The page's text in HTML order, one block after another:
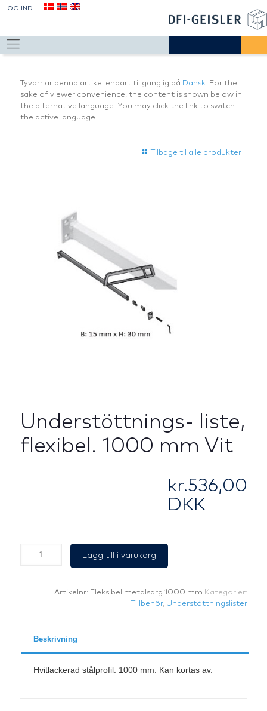
LOG IND
Tyvärr är denna artikel enbart tillgänglig på Dansk. For the
sake of viewer convenience, the content is shown below in
the alternative language. You may click the link to switch
the active language.
Tilbage til alle produkter
Understöttnings- liste,
flexibel. 1000 mm Vit
kr.536,00
DKK
Understöttnings-
Lägg till i varukorg
Artikelnr: Fleksibel metalsarg 1000 mm Kategorier:
Tillbehör, Understöttningslister
Beskrivning
Hvitlackerad stålprofil. 1000 mm. Kan kortas av.